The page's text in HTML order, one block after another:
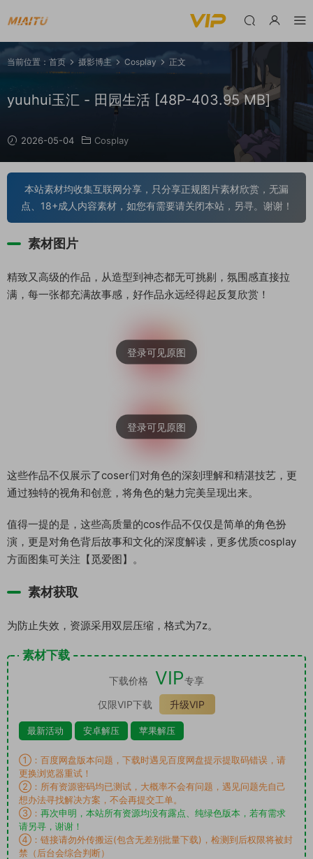
当前位置： 首页 摄影博主 Cosplay 正文
yuuhui玉汇 - 田园生活 [48P-403.95 MB]
2026-05-04 Cosplay
本站素材均收集互联网分享，只分享正规图片素材欣赏，无漏
点、18+成人内容素材，如您有需要请关闭本站，另寻。谢谢！
素材图片
精致又高级的作品，从造型到神态都无可挑剔，氛围感直接拉
满，每一张都充满故事感，好作品永远经得起反复欣赏！
这些作品不仅展示了coser们对角色的深刻理解和精湛技艺，更
通过独特的视角和创意，将角色的魅力完美呈现出来。
值得一提的是，这些高质量的cos作品不仅仅是简单的角色扮
演，更是对角色背后故事和文化的深度解读，更多优质cosplay
方面图集可关注【觅爱图】。
素材获取
为防止失效，资源采用双层压缩，格式为7z。
素材下载
下载价格 VIP专享
仅限VIP下载
升级VIP
最新活动 安卓解压 苹果解压
①：百度网盘版本问题，下载时遇见百度网盘提示提取码错误，请
更换浏览器重试！
②：所有资源密码均已测试，大概率不会有问题，遇见问题先自己
想办法寻找解决方案，不会再提交工单。
③： 再次申明，本站所有资源均没有露点、纯绿色版本，若有需求
请另寻，谢谢！
④：链接请勿外传搬运(包含无差别批量下载)，检测到后权限将被封
禁（后台会综合判断）